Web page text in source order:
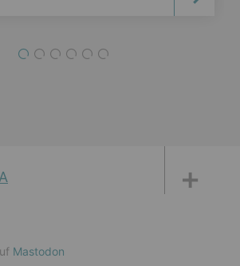
1 2 3 4 5
Mastodon